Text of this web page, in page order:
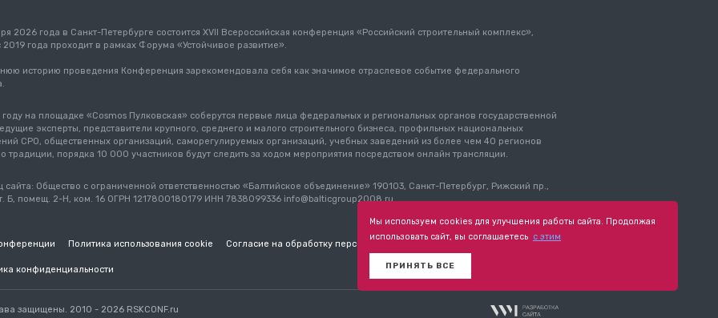
2026 года в Санкт-Петербурге состоится XVII Всероссийская конференция «Российский строительный комплекс»,
2019 года проходит в рамках Форума «Устойчивое развитие».
историю проведения Конференция зарекомендовала себя как значимое отраслевое событие федерального
на площадке «Cosmos Пулковская» соберутся первые лица федеральных и региональных органов государственной
эксперты, представители крупного, среднего и малого строительного бизнеса, профильных национальных
СРО, общественных организаций, саморегулируемых организаций, учебных заведений из более чем 40 регионов
традиции, порядка 10 000 участников будут следить за ходом мероприятия посредством онлайн трансляции.
Общество с ограниченной ответственностью «Балтийское объединение» 190103, Санкт-Петербург, Рижский пр.,
Б, помещ. 2-Н, ком. 16 ОГРН 1217800180179 ИНН 7838099336 info@balticgroup2008.ru
Политика использования cookie Согласие на обработку персональных Пользовательское соглашение
конфиденциальности
защищены. 2010 - 2026 RSKCONF.ru
Мы используем cookies для улучшения работы сайта. Продолжая
использовать сайт, вы соглашаетесь с этим
ПРИНЯТЬ ВСЕ